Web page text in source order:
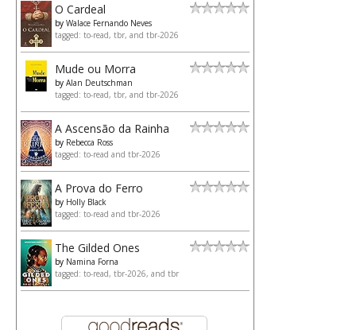
O Cardeal
by Walace Fernando Neves
tagged: to-read, tbr, and tbr-2026
Mude ou Morra
by Alan Deutschman
tagged: to-read, tbr, and tbr-2026
A Ascensão da Rainha
by Rebecca Ross
tagged: to-read and tbr-2026
A Prova do Ferro
by Holly Black
tagged: to-read and tbr-2026
The Gilded Ones
by Namina Forna
tagged: to-read, tbr-2026, and tbr